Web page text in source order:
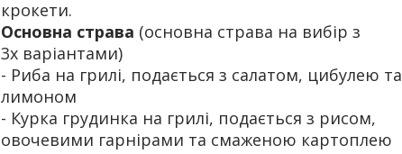
крокети.
Основна страва (основна страва на вибір з
3х варіантами)
- Риба на грилі, подається з салатом, цибулею та
лимоном
- Курка грудинка на грилі, подається з рисом,
овочевими гарнірами та смаженою картоплею